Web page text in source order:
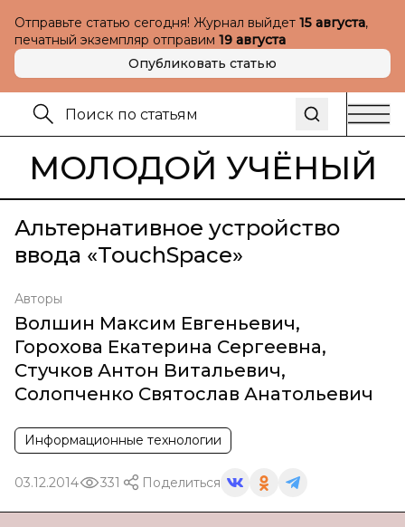
Отправьте статью сегодня! Журнал выйдет 15 августа,
печатный экземпляр отправим 19 августа
Опубликовать статью
МОЛОДОЙ УЧЁНЫЙ
Альтернативное устройство
ввода «TouchSpace»
Авторы
Волшин Максим Евгеньевич,
Горохова Екатерина Сергеевна,
Стучков Антон Витальевич,
Солопченко Святослав Анатольевич
Информационные технологии
03.12.2014 331 Поделиться